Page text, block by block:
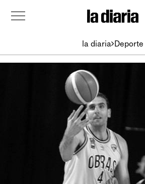
la diaria Deporte